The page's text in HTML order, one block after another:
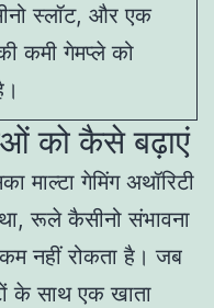
स्लॉट, और एक
कमी गेमप्ले को
को कैसे बढ़ाएं
माल्टा गेमिंग अथॉरिटी
रूले कैसीनो संभावना
नहीं रोकता है। जब
के साथ एक खाता